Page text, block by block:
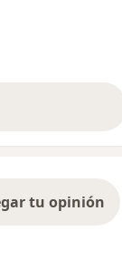
tu opinión